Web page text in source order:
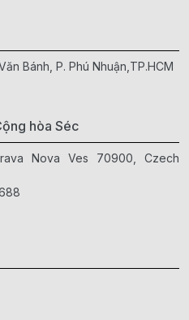
Bánh, P. Phú Nhuận,TP.HCM
hòa Séc
Nova Ves 70900, Czech